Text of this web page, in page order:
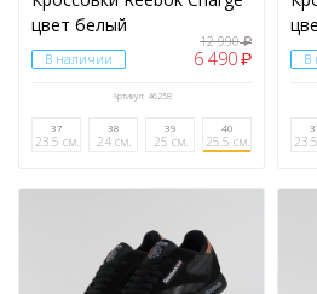
цвет белый
В наличии
12 990₽
6 490₽
Артикул: 46258
37
23.5 см.
38
24 см.
39
25 см.
40
25.5 см.
В